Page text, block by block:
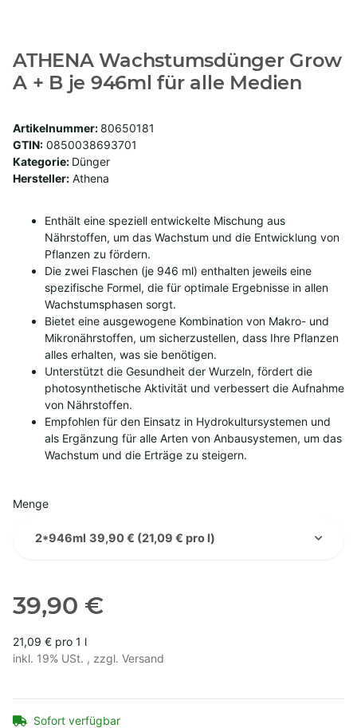
ATHENA Wachstumsdünger Grow
A + B je 946ml für alle Medien
Artikelnummer: 80650181
GTIN: 0850038693701
Kategorie: Dünger
Hersteller: Athena
Enthält eine speziell entwickelte Mischung aus
Nährstoffen, um das Wachstum und die Entwicklung von
Pflanzen zu fördern.
Die zwei Flaschen (je 946 ml) enthalten jeweils eine
spezifische Formel, die für optimale Ergebnisse in allen
Wachstumsphasen sorgt.
Bietet eine ausgewogene Kombination von Makro- und
Mikronährstoffen, um sicherzustellen, dass Ihre Pflanzen
alles erhalten, was sie benötigen.
Unterstützt die Gesundheit der Wurzeln, fördert die
photosynthetische Aktivität und verbessert die Aufnahme
von Nährstoffen.
Empfohlen für den Einsatz in Hydrokultursystemen und
als Ergänzung für alle Arten von Anbausystemen, um das
Wachstum und die Erträge zu steigern.
Menge
2*946ml 39,90 € (21,09 € pro l)
39,90 €
21,09 € pro 1 l
inkl. 19% USt. , zzgl. Versand
Sofort verfügbar